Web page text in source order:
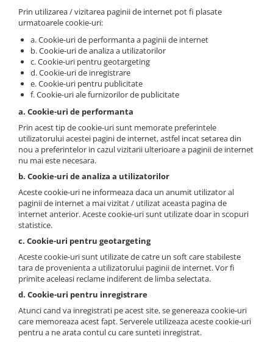
Prin utilizarea / vizitarea paginii de internet pot fi plasate
urmatoarele cookie-uri:
a. Cookie-uri de performanta a paginii de internet
b. Cookie-uri de analiza a utilizatorilor
c. Cookie-uri pentru geotargeting
d. Cookie-uri de inregistrare
e. Cookie-uri pentru publicitate
f. Cookie-uri ale furnizorilor de publicitate
a. Cookie-uri de performanta
Prin acest tip de cookie-uri sunt memorate preferintele
utilizatorului acestei pagini de internet, astfel incat setarea din
nou a preferintelor in cazul vizitarii ulterioare a paginii de internet
nu mai este necesara.
b. Cookie-uri de analiza a utilizatorilor
Aceste cookie-uri ne informeaza daca un anumit utilizator al
paginii de internet a mai vizitat / utilizat aceasta pagina de
internet anterior. Aceste cookie-uri sunt utilizate doar in scopuri
statistice.
c. Cookie-uri pentru geotargeting
Aceste cookie-uri sunt utilizate de catre un soft care stabileste
tara de provenienta a utilizatorului paginii de internet. Vor fi
primite aceleasi reclame indiferent de limba selectata.
d. Cookie-uri pentru inregistrare
Atunci cand va inregistrati pe acest site, se genereaza cookie-uri
care memoreaza acest fapt. Serverele utilizeaza aceste cookie-uri
pentru a ne arata contul cu care sunteti inregistrat.